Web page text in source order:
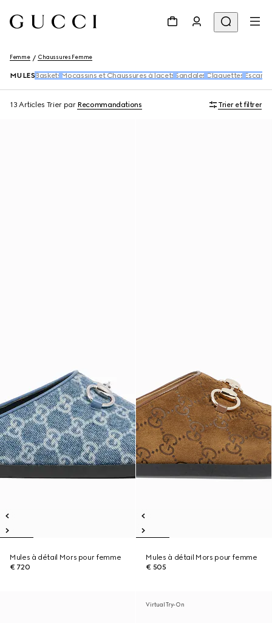
Femme Chaussures Femme
MULES Baskets Mocassins et Chaussures à lacets Sandales Claquettes
13 Articles Trier par Recommandations Trier et filtrer
Mules à détail Mors pour femme
€ 720
Mules à détail Mors pour femme
€ 505
Virtual Try-On